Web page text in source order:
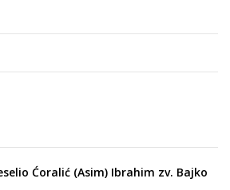
Ćoralić (Asim) Ibrahim zv. Bajko